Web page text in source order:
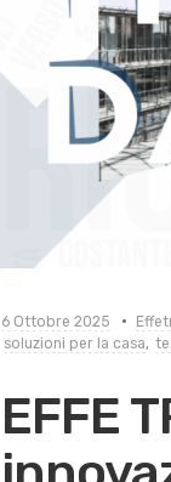
6 Ottobre 2025
soluzioni per la casa,
EFFE